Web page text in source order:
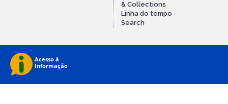
& Collections
Linha do tempo
Search